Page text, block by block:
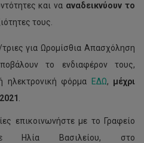
και να αναδεικνύουν το
τους.
για Ωρομίσθια Απασχόληση
το ενδιαφέρον τους,
ηλεκτρονική φόρμα
ΕΔΩ, μέχρι
επικοινωνήστε με το Γραφείο
Ηλία Βασιλείου, στο